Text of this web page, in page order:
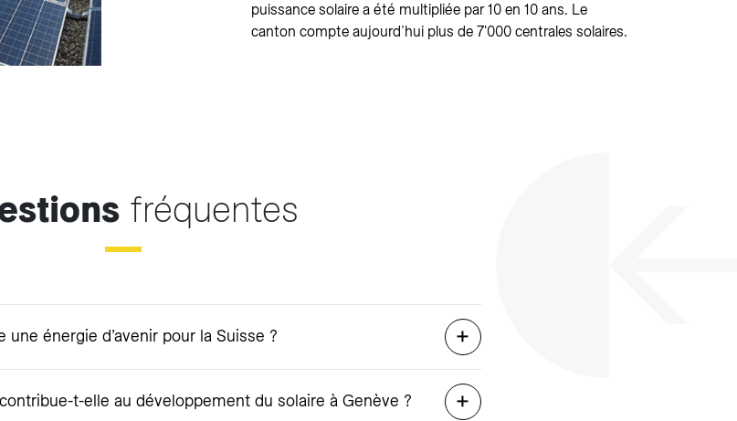
puissance solaire a été multipliée par 10 en 10 ans. Le
canton compte aujourd’hui plus de 7'000 centrales solaires.
fréquentes
une énergie d’avenir pour la Suisse ?
t-elle au développement du solaire à Genève ?